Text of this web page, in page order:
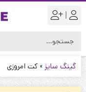
|
گینگ سایز »کت امروزی